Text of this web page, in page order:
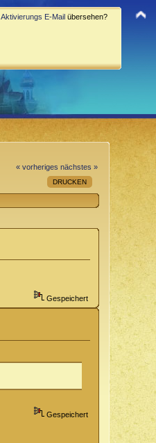
Aktivierungs E-Mail übersehen?
« vorheriges nächstes »
DRUCKEN
Gespeichert
Gespeichert